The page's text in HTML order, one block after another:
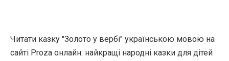
Читати казку "Золото у вербі" українською мовою на
сайті Proza онлайн: найкращі народні казки для дітей